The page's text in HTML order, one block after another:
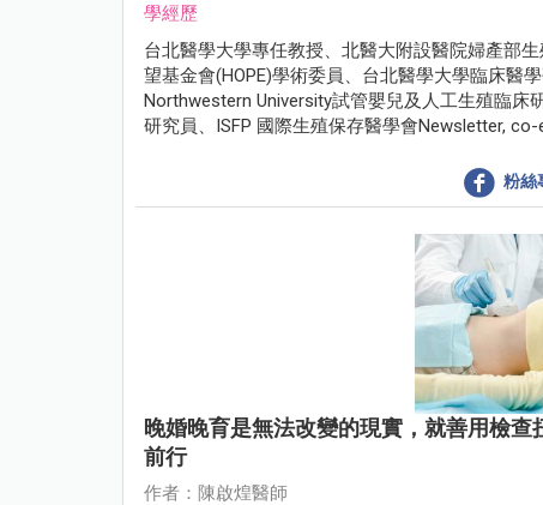
學經歷
台北醫學大學專任教授、北醫大附設醫院婦產部
望基金會(HOPE)學術委員、台北醫學大學臨床醫
Northwestern University試管嬰兒及人工生殖臨床
研究員、ISFP 國際生殖保存醫學會Newsletter,
粉絲
晚婚晚育是無法改變的現實，就善用檢
前行
作者：陳啟煌醫師